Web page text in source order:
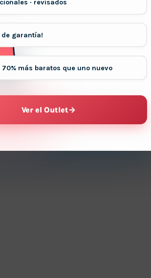
· revisados
de garantía!
más baratos que uno nuevo
Ver el Outlet→